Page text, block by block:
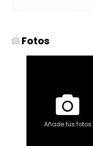
Fotos
Añade tus fotos